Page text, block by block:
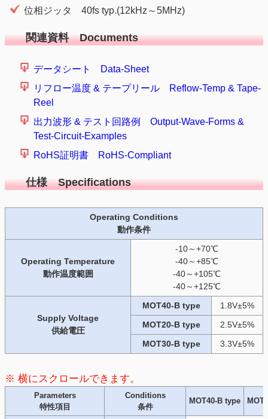
位相ジッタ 40fs typ.(12kHz～5MHz)
関連資料 Documents
データシート Data-Sheet
リフロー温度 & テープリール Reflow-Temp & Tape-
Reel
出力波形 & テスト回路例 Output-Wave-Forms &
Test-Circuit-Examples
RoHS証明書 RoHS-Compliant
仕様 Specifications
Operating Conditions
動作条件
Operating Temperature
動作温度範囲
-10～+70℃
-40～+85℃
-40～+105℃
-40～+125℃
Supply Voltage
供給電圧
MOT40-B type
1.8V±5%
MOT20-B type
2.5V±5%
MOT30-B type
3.3V±5%
Parameters
特性項目
Conditions
条件
MOT40-B type